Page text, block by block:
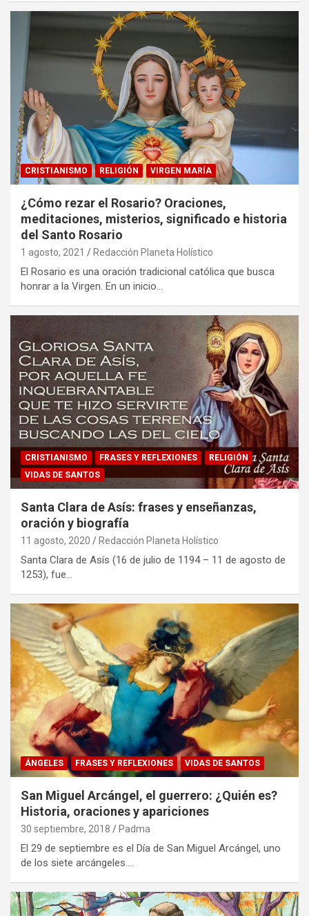
CRISTIANISMO RELIGIÓN VIRGEN MARÍA
¿Cómo rezar el Rosario? Oraciones,
meditaciones, misterios, significado e historia
del Santo Rosario
1 agosto, 2021 Redacción Planeta Holístico
El Rosario es una oración tradicional católica que busca
honrar a la Virgen. En un inicio…
CRISTIANISMO FRASES Y REFLEXIONES
RELIGIÓN
VIDAS DE SANTOS
Santa Clara de Asís: frases y enseñanzas,
oración y biografía
11 agosto, 2020 Redacción Planeta Holístico
Santa Clara de Asís (16 de julio de 1194 – 11 de agosto de
1253), fue…
ÁNGELES FRASES Y REFLEXIONES VIDAS DE SANTOS
San Miguel Arcángel, el guerrero: ¿Quién es?
Historia, oraciones y apariciones
30 septiembre, 2018 Padma
El 29 de septiembre es el Día de San Miguel Arcángel, uno
de los siete arcángeles.…